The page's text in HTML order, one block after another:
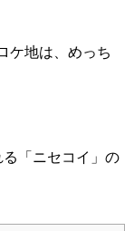
ケ地は、めっち
「ニセコイ」の